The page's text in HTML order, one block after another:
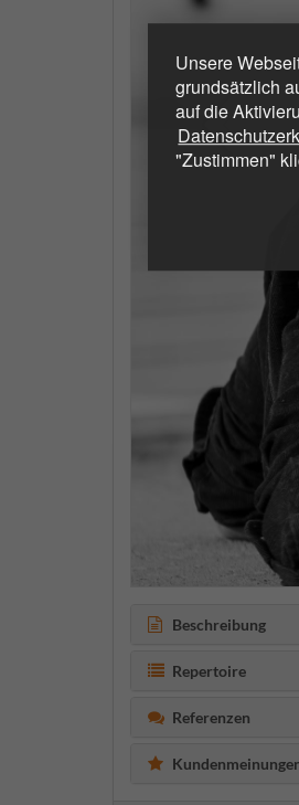
Unsere
grundsätzlich
auf die
"Zustimmen"
Beschreibung
Repertoire
Referenzen